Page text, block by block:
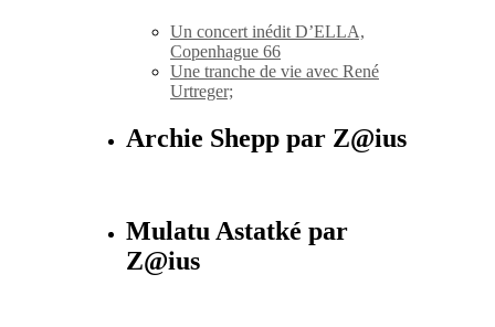
Un concert inédit D’ELLA,
Copenhague 66
Une tranche de vie avec René
Urtreger;
Archie Shepp par Z@ius
Mulatu Astatké par
Z@ius